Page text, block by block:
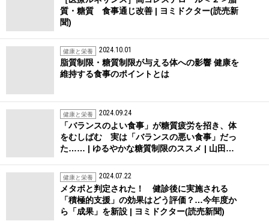
質・糖質 食事通じ改善 | ヨミドクター(読売新
聞)
健康と栄養 2024.10.01
脂質制限・糖質制限が与える体への影響 健康を
維持する食事のポイントとは
健康と栄養 2024.09.24
「バランスのよい食事」が糖質疲労を招き、体
をむしばむ 実は「バランスの悪い食事」だっ
た…… | ゆるやかな糖質制限のススメ | 山田…
健康と栄養 2024.07.22
メタボと判定された！ 健診後に実施される
「積極的支援」の効果はどう評価？…今年度か
ら「成果」を新設 | ヨミドクター(読売新聞)